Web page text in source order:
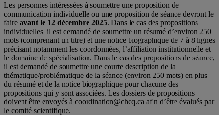
Les personnes intéressées à soumettre une proposition de
communication individuelle ou une proposition de séance devront le
faire avant le 12 décembre 2025. Dans le cas des propositions
individuelles, il est demandé de soumettre un résumé d’environ 250
mots (comprenant un titre) et une notice biographique de 7 à 8 lignes
précisant notamment les coordonnées, l’affiliation institutionnelle et
le domaine de spécialisation. Dans le cas des propositions de séance,
il est demandé de soumettre une courte description de la
thématique/problématique de la séance (environ 250 mots) en plus
du résumé et de la notice biographique pour chacune des
propositions qui y sont associées. Les dossiers de propositions
doivent être envoyés à coordination@chcq.ca afin d’être évalués par
le comité scientifique.